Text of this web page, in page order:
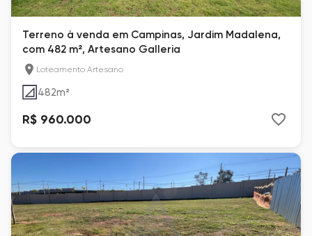
Terreno à venda em Campinas, Jardim Madalena,
com 482 m², Artesano Galleria
Loteamento Artesano
482m²
R$ 960.000